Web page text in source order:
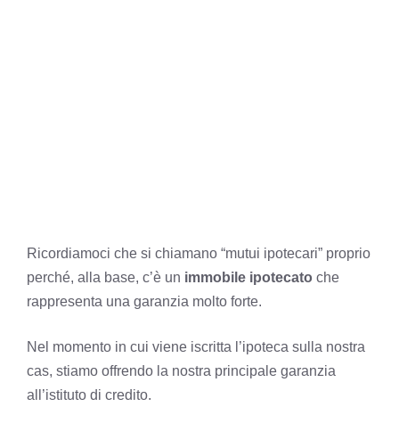
Ricordiamoci che si chiamano “mutui ipotecari” proprio
perché, alla base, c’è un immobile ipotecato che
rappresenta una garanzia molto forte.
Nel momento in cui viene iscritta l’ipoteca sulla nostra
cas, stiamo offrendo la nostra principale garanzia
all’istituto di credito.